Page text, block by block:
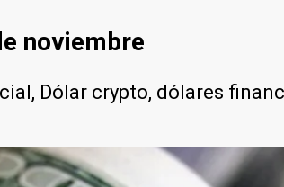
noviembre
Dólar crypto, dólares